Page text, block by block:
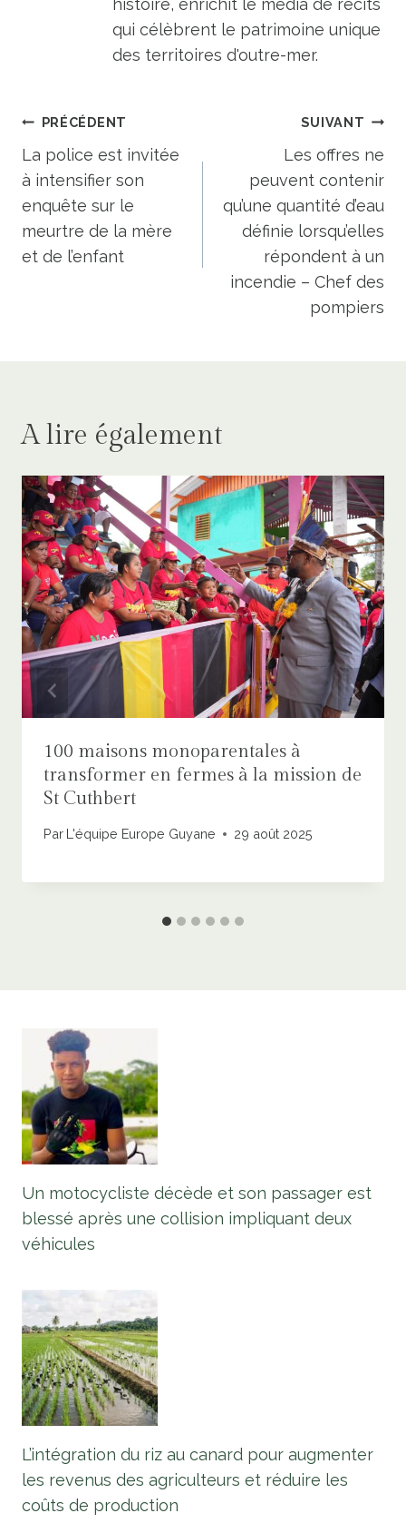
histoire, enrichit le média de récits
qui célèbrent le patrimoine unique
des territoires d'outre-mer.
Navigation
de
l’article
PRÉCÉDENT
La police est invitée
à intensifier son
enquête sur le
meurtre de la mère
et de l’enfant
SUIVANT
Les offres ne
peuvent contenir
qu’une quantité d’eau
définie lorsqu’elles
répondent à un
incendie – Chef des
pompiers
A lire également
100 maisons monoparentales à
transformer en fermes à la mission de
St Cuthbert
Par L'équipe Europe Guyane 29 août 2025
Un motocycliste décède et son passager est
blessé après une collision impliquant deux
véhicules
L’intégration du riz au canard pour augmenter
les revenus des agriculteurs et réduire les
coûts de production